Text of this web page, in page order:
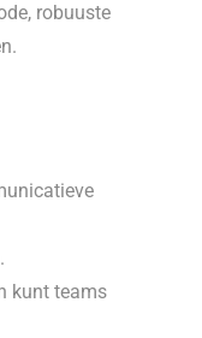
robuuste
kunt teams